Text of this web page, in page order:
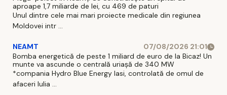
aproape 1,7 miliarde de lei, cu 469 de paturi
Unul dintre cele mai mari proiecte medicale din regiunea
Moldovei intr ...
NEAMT
07/08/2026 21:01
Bomba energetică de peste 1 miliard de euro de la Bicaz! Un
munte va ascunde o centrală uriașă de 340 MW
*compania Hydro Blue Energy Iasi, controlată de omul de
afaceri Iulia ...